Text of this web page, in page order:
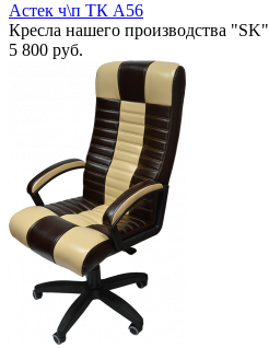
Астек ч\п ТК А56
Кресла нашего производства "SK"
5 800 руб.